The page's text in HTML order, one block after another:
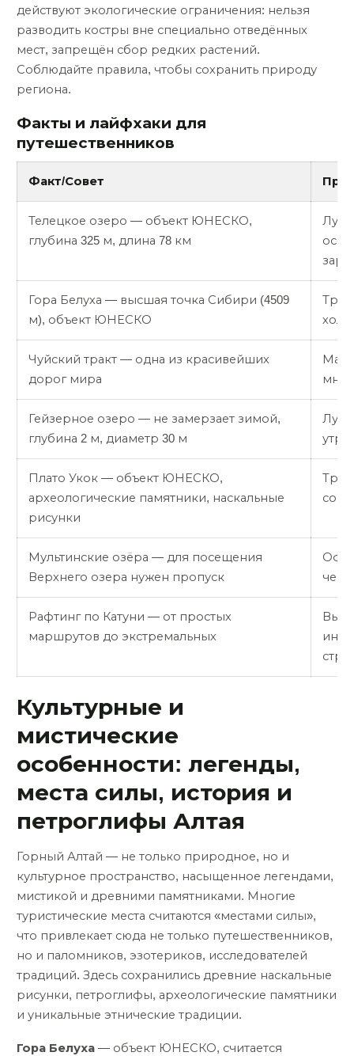
действуют экологические ограничения: нельзя
разводить костры вне специально отведённых
мест, запрещён сбор редких растений.
Соблюдайте правила, чтобы сохранить природу
региона.
Факты и лайфхаки для
путешественников
Факт/Совет
Телецкое озеро — объект ЮНЕСКО,
глубина 325 м, длина 78 км
Гора Белуха — высшая точка Сибири (4509
м), объект ЮНЕСКО
Чуйский тракт — одна из красивейших
дорог мира
Гейзерное озеро — не замерзает зимой,
глубина 2 м, диаметр 30 м
Плато Укок — объект ЮНЕСКО,
археологические памятники, наскальные
рисунки
Мультинские озёра — для посещения
Верхнего озера нужен пропуск
Рафтинг по Катуни — от простых
маршрутов до экстремальных
Культурные и
мистические
особенности: легенды,
места силы, история и
петроглифы Алтая
Горный Алтай — не только природное, но и
культурное пространство, насыщенное легендами,
мистикой и древними памятниками. Многие
туристические места считаются «местами силы»,
что привлекает сюда не только путешественников,
но и паломников, эзотериков, исследователей
традиций. Здесь сохранились древние наскальные
рисунки, петроглифы, археологические памятники
и уникальные этнические традиции.
Гора Белуха — объект ЮНЕСКО, считается